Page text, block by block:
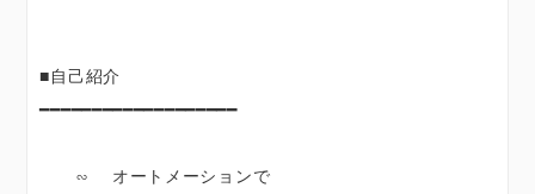
■自己紹介
━━━━━━━━━━━━━━━━━━━
∽ オートメーションで